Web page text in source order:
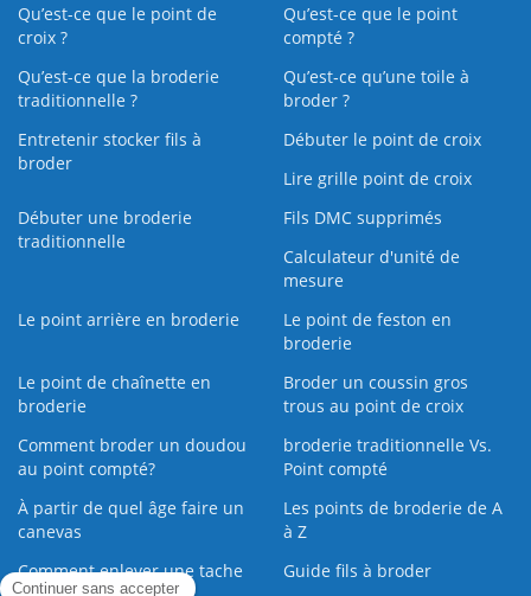
Qu’est-ce que le point de
croix ?
Qu’est-ce que le point
compté ?
Qu’est-ce que la broderie
traditionnelle ?
Qu’est‑ce qu’une toile à
broder ?
Entretenir stocker fils à
broder
Débuter le point de croix
Lire grille point de croix
Débuter une broderie
traditionnelle
Fils DMC supprimés
Calculateur d'unité de
mesure
Le point arrière en broderie
Le point de feston en
broderie
Le point de chaînette en
broderie
Broder un coussin gros
trous au point de croix
Comment broder un doudou
au point compté?
broderie traditionnelle Vs.
Point compté
À partir de quel âge faire un
canevas
Les points de broderie de A
à Z
Comment enlever une tache
Guide fils à broder